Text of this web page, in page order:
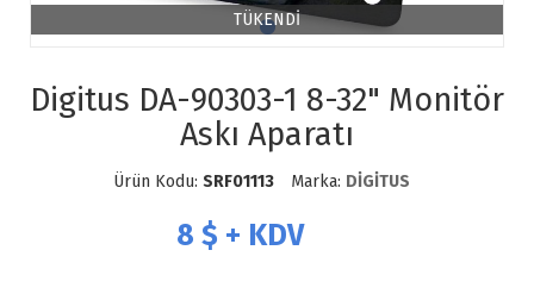
TÜKENDİ
Digitus DA-90303-1 8-32" Monitör
Askı Aparatı
Ürün Kodu: SRF01113 Marka: DİGİTUS
8 $ + KDV